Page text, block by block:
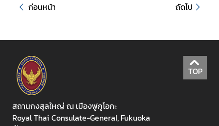
ล
า
ส
น
จ
ก่อนหน้า ถัดไป
TOP
สถานกงสุลใหญ่ ณ เมืองฟูกูโอกะ
Royal Thai Consulate-General, Fukuoka